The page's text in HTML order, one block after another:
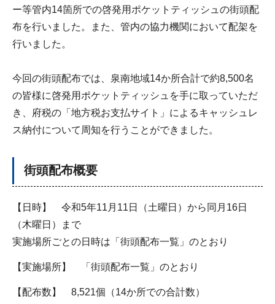
ー等管内14箇所での啓発用ポケットティッシュの街頭配
布を行いました。また、管内の協力機関において配架を
行いました。
今回の街頭配布では、泉南地域14か所合計で約8,500名
の皆様に啓発用ポケットティッシュを手に取っていただ
き、府税の「地方税お支払サイト」によるキャッシュレ
ス納付について周知を行うことができました。
街頭配布概要
【日時】 令和5年11月11日（土曜日）から同月16日
（木曜日）まで
実施場所ごとの日時は「街頭配布一覧」のとおり
【実施場所】 「街頭配布一覧」のとおり
【配布数】 8,521個（14か所での合計数）